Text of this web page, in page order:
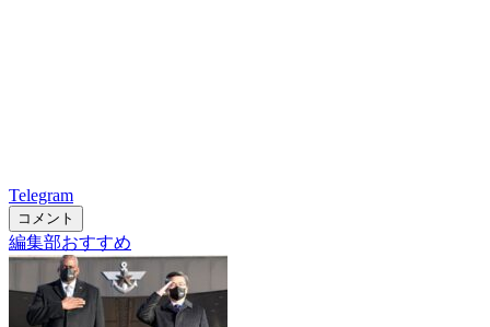
Telegram
コメント
編集部おすすめ